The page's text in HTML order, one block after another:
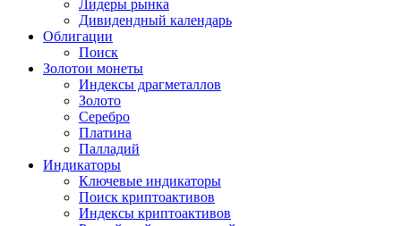
Лидеры рынка
Дивидендный календарь
Облигации
Поиск
Золотои монеты
Индексы драгметаллов
Золото
Серебро
Платина
Палладий
Индикаторы
Ключевые индикаторы
Поиск криптоактивов
Индексы криптоактивов